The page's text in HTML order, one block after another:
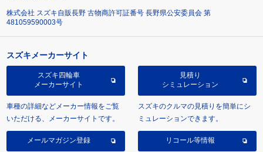
株式会社 スズキ自販長野 古物商許可証番号 長野県公安委員会 第
481059590003号
スズキメーカーサイト
スズキ四輪車
メーカーサイト
車種の詳細などメーカー情報をご覧
いただける、メーカーサイトです。
見積り
シミュレーション
スズキのクルマの見積りを簡単にシ
ミュレーションできます。
メールマガジン登録 リコール等情報